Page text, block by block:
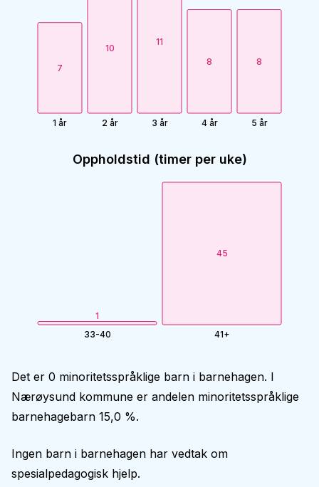
7
1 år
10
2 år
11
3 år
8
4 år
8
5 år
Oppholdstid (timer per uke)
1
33-40
45
41+
Det er 0 minoritetsspråklige barn i barnehagen. I
Nærøysund kommune er andelen minoritetsspråklige
barnehagebarn 15,0 %.
Ingen barn i barnehagen har vedtak om
spesialpedagogisk hjelp.